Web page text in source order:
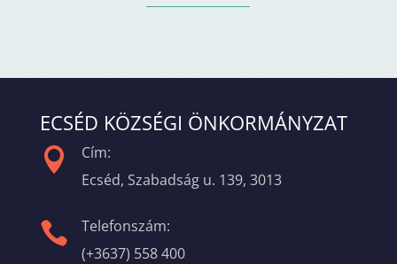
ECSÉD KÖZSÉGI ÖNKORMÁNYZAT

Cím:
Ecséd, Szabadság u. 139, 3013

Telefonszám:
(+3637) 558 400